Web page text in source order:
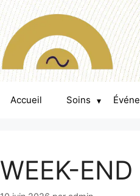
Accueil Soins ▾
WEEK-